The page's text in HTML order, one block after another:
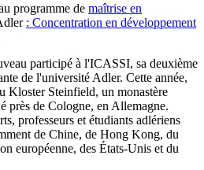
programme de maîtrise en
: Concentration en développement
participé à l'ICASSI, sa deuxième
de l'université Adler. Cette année,
Kloster Steinfield, un monastère
près de Cologne, en Allemagne.
professeurs et étudiants adlériens
de Chine, de Hong Kong, du
européenne, des États-Unis et du